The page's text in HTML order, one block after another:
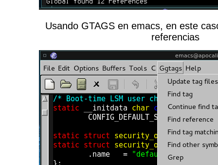
Usando GTAGS en emacs, en este
referencias